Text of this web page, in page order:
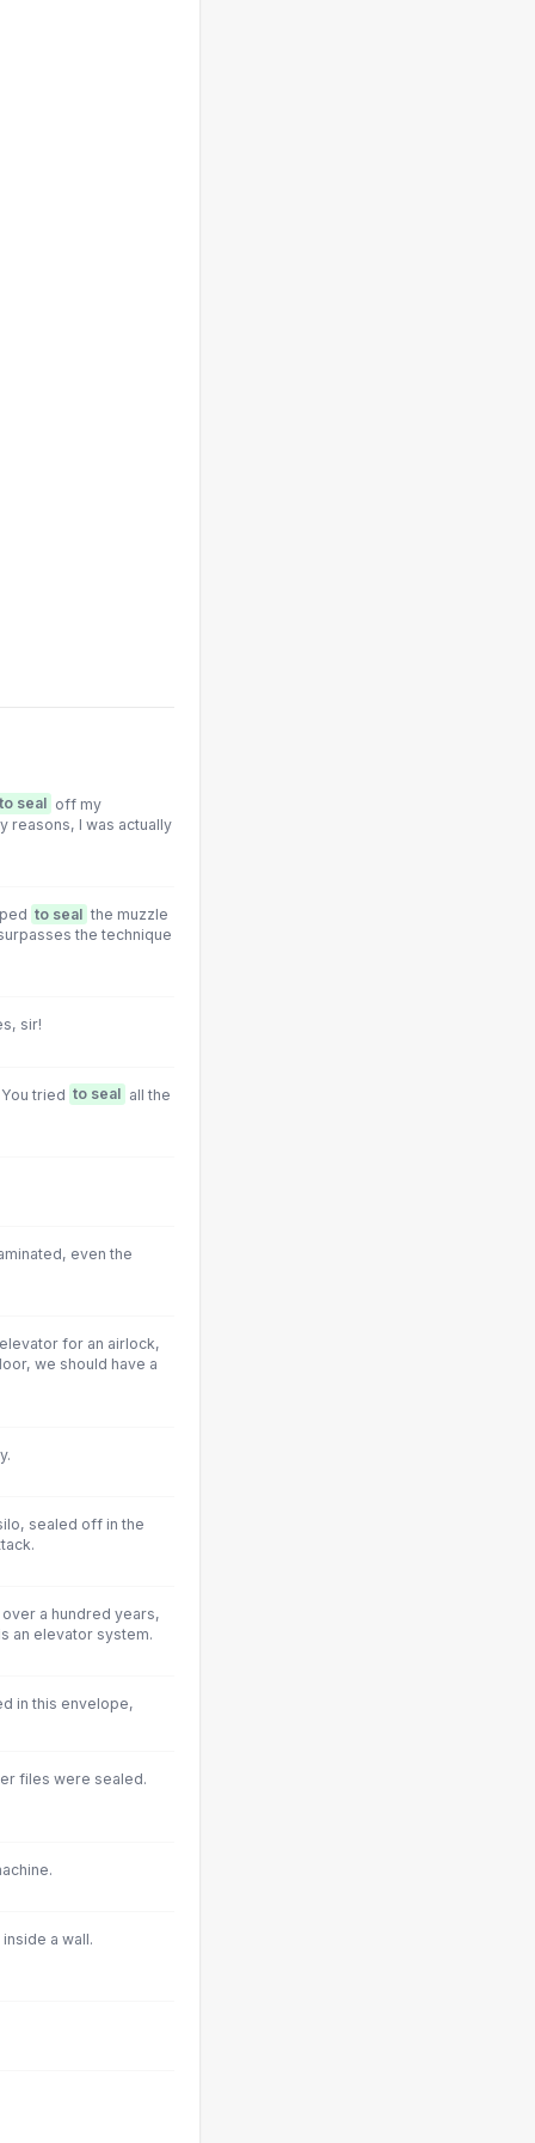
to seal
off my
reasons, I was actually
to seal the muzzle
the technique
sir!
tried to seal all the
even the
for an airlock,
we should have a
sealed off in the
a hundred years,
an elevator system.
in this envelope,
files were sealed.
inside a wall.